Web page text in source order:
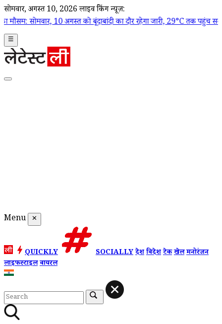
सोमवार, अगस्त 10, 2026 लाइव ब्रेकिंग न्यूज़:
10 अगस्त को बूंदाबांदी का दौर रहेगा जारी, 29°C तक पहुंच सकता है तापमान
☰
Menu ✕
QUICKLY SOCIALLYदेशविदेशटेकखेलमनोरंजन
लाइफस्टाइलवायरल